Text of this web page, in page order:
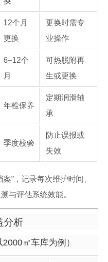
12个月
更换
更换时需专
业操作
6–12个
月
可热脱附再
生或更换
年检保养
定期润滑轴
承
季度校验
防止误报或
失效
”，记录每次维护时间、
与评估系统效能。
分析
㎡车库为例）